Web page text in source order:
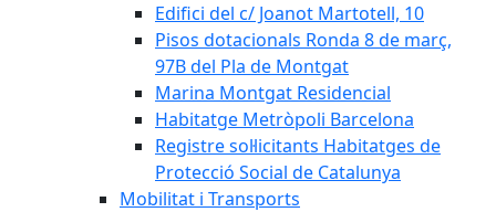
Edifici del c/ Joanot Martotell, 10
Pisos dotacionals Ronda 8 de març,
97B del Pla de Montgat
Marina Montgat Residencial
Habitatge Metròpoli Barcelona
Registre sol·licitants Habitatges de
Protecció Social de Catalunya
Mobilitat i Transports